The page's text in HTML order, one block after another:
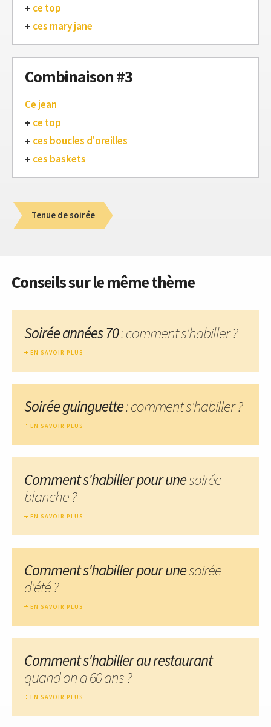
ce top
ces mary jane
Combinaison #3
Ce jean
ce top
ces boucles d'oreilles
ces baskets
Tenue de soirée
Conseils sur le même thème
Soirée années 70: comment s'habiller ?
EN SAVOIR PLUS
Soirée guinguette: comment s'habiller ?
EN SAVOIR PLUS
Comment s'habiller pour unesoirée
blanche ?
EN SAVOIR PLUS
Comment s'habiller pour unesoirée
d'été ?
EN SAVOIR PLUS
Comment s'habiller au restaurant
quand on a 60 ans ?
EN SAVOIR PLUS